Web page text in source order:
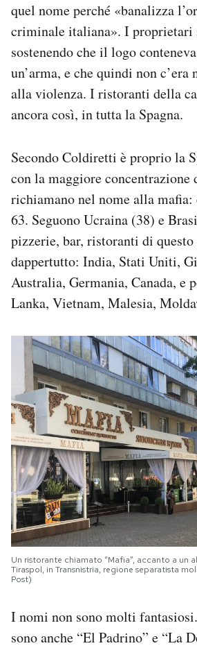
quel nome perché «banalizza
criminale italiana». I proprietari
sostenendo che il logo
un’arma, e che quindi non c’era
alla violenza. I ristoranti della
ancora così, in tutta la Spagna.
Secondo Coldiretti è proprio la
con la maggiore
richiamano nel nome alla mafia:
63. Seguono Ucraina (38) e
pizzerie, bar, ristoranti di questo
dappertutto: India, Stati Uniti,
Australia, Germania, Canada, e
Lanka, Vietnam, Malesia,
Un ristorante chiamato “Mafia”, accanto a un
Tiraspol, in Transnistria, regione separatista
Post)
I nomi non sono molti
sono anche “El Padrino” e “La